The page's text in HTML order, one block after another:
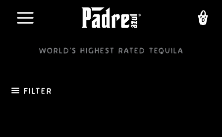
Inhalt
World's highest rated Tequila
Filter